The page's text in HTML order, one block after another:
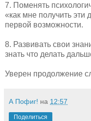
7. Поменять
«как мне получить эти
первой возможности.
8. Развивать свои
знать что делать
Уверен продолжение
А Пофиг! на 12:57
Поделиться